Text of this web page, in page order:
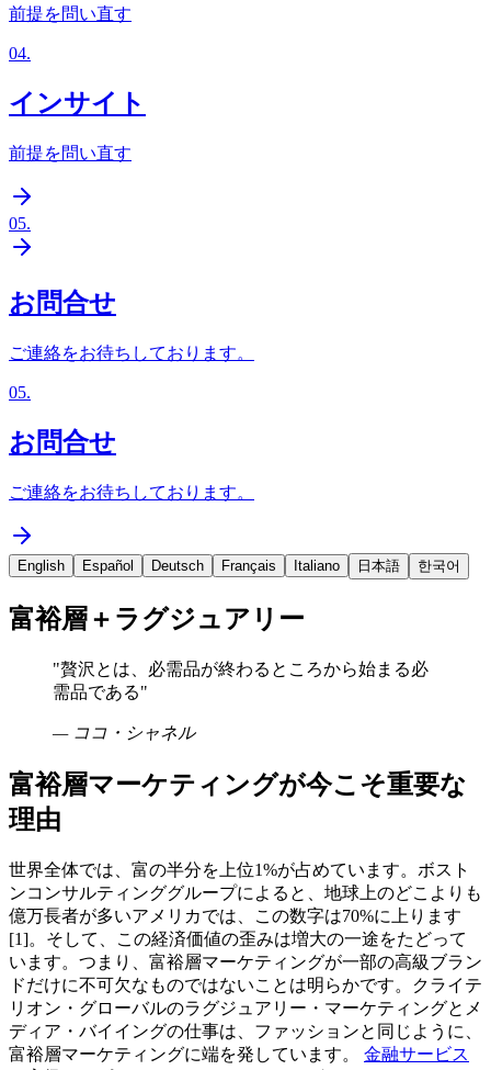
前提を問い直す
04.
インサイト
前提を問い直す
05.
お問合せ
ご連絡をお待ちしております。
05.
お問合せ
ご連絡をお待ちしております。
English Español Deutsch Français Italiano 日本語 한국어
富裕層＋ラグジュアリー
"贅沢とは、必需品が終わるところから始まる必
需品である"
— ココ・シャネル
富裕層マーケティングが今こそ重要な
理由
世界全体では、富の半分を上位1%が占めています。ボスト
ンコンサルティンググループによると、地球上のどこよりも
億万長者が多いアメリカでは、この数字は70%に上ります
[1]。そして、この経済価値の歪みは増大の一途をたどって
います。つまり、富裕層マーケティングが一部の高級ブラン
ドだけに不可欠なものではないことは明らかです。クライテ
リオン・グローバルのラグジュアリー・マーケティングとメ
ディア・バイイングの仕事は、ファッションと同じように、
富裕層マーケティングに端を発しています。 金融サービス